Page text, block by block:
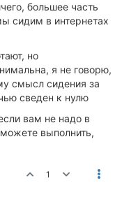
большее часть
сидим в интернетах
но
я не говорю,
смысл сидения за
сведен к нулю
вам не надо в
выполнить,
1